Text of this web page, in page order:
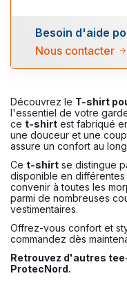
Découvrez le T-shirt
l'essentiel de votre
ce t-shirt est fabriqué
une douceur et une
assure un confort au
Ce t-shirt se distingue
disponible en différentes
convenir à toutes les
parmi de nombreuses
vestimentaires.
Offrez-vous confort et
commandez dès
Retrouvez d'autres
ProtecNord.
Besoin d'aide
Nous contacter